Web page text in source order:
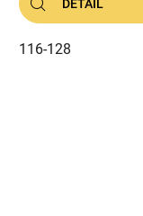
DETAIL
116-128